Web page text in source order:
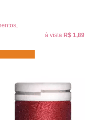
à vista R$ 1,89